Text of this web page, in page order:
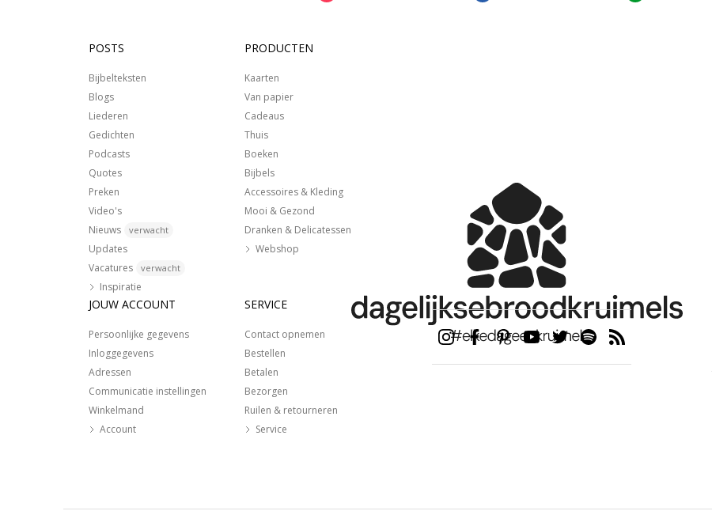
POSTS
Bijbelteksten
Blogs
Liederen
Gedichten
Podcasts
Quotes
Preken
Video's
Nieuws
verwacht
Updates
Vacatures
verwacht
Inspiratie
PRODUCTEN
Kaarten
Van papier
Cadeaus
Thuis
Boeken
Bijbels
Accessoires & Kleding
Mooi & Gezond
Dranken & Delicatessen
Webshop
JOUW ACCOUNT
Persoonlijke gegevens
Inloggegevens
Adressen
Communicatie instellingen
Winkelmand
Account
SERVICE
Contact opnemen
Bestellen
Betalen
Bezorgen
Ruilen & retourneren
Service